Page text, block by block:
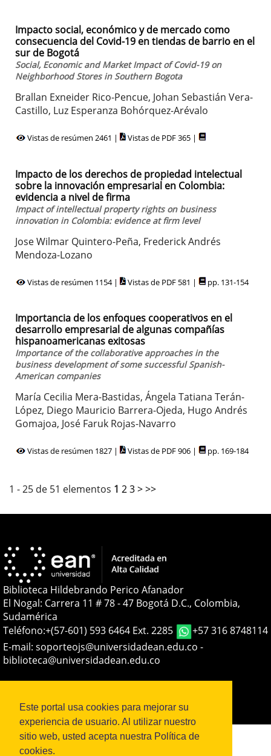
Este portal usa cookies para mejorar su
experiencia de usuario. Al utilizar nuestro
sitio web, usted acepta nuestra Política de
cookies.
Impacto social, económico y de mercado como
consecuencia del Covid-19 en tiendas de barrio en el
sur de Bogotá
Social, Economic and Market Impact of Covid-19 on
Neighborhood Stores in Southern Bogota
Brallan Exneider Rico-Pencue, Johan Sebastián Vera-
Castillo, Luz Esperanza Bohórquez-Arévalo
Vistas de resúmen 2461 | Vistas de PDF 365 |
Impacto de los derechos de propiedad intelectual
sobre la innovación empresarial en Colombia:
evidencia a nivel de firma
Impact of intellectual property rights on business
innovation in Colombia: evidence at firm level
Jose Wilmar Quintero-Peña, Frederick Andrés
Mendoza-Lozano
Vistas de resúmen 1154 | Vistas de PDF 581 | pp. 131-154
Importancia de los enfoques cooperativos en el
desarrollo empresarial de algunas compañías
hispanoamericanas exitosas
Importance of the collaborative approaches in the
business development of some successful Spanish-
American companies
María Cecilia Mera-Bastidas, Ángela Tatiana Terán-
López, Diego Mauricio Barrera-Ojeda, Hugo Andrés
Gomajoa, José Faruk Rojas-Navarro
Vistas de resúmen 1827 | Vistas de PDF 906 | pp. 169-184
1 - 25 de 51 elementos 1 23>>>
Biblioteca Hildebrando Perico Afanador
El Nogal: Carrera 11 # 78 - 47 Bogotá D.C., Colombia,
Sudamérica
Teléfono:+(57-601) 593 6464 Ext. 2285
+57 316 8748114
E-mail: soporteojs@universidadean.edu.co -
biblioteca@universidadean.edu.co